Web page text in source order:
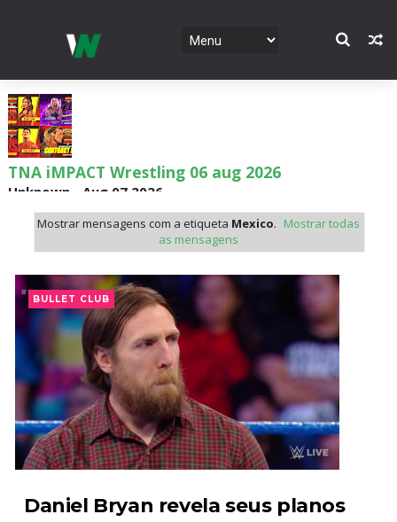
TNA iMPACT Wrestling 06 aug 2026
Unknown Aug 07 2026
AEW Dynamite 05AUG26
Unknown-Aug 06 2026
WWE NXT 04 Aug 2026
Unknown-Aug 05 2026
WWE Monday Night Raw 03 Aug 2026
Mostrar mensagens com a etiqueta Mexico. Mostrar todas
as mensagens
BULLET CLUB
Daniel Bryan revela seus planos